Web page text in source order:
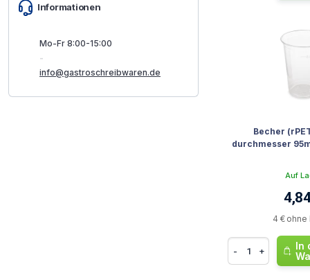
Informationen
Mo-Fr 8:00-15:00
-
info@gastroschreibwaren.de
Becher
durchmesser
Auf
4 € ohne
- +
In